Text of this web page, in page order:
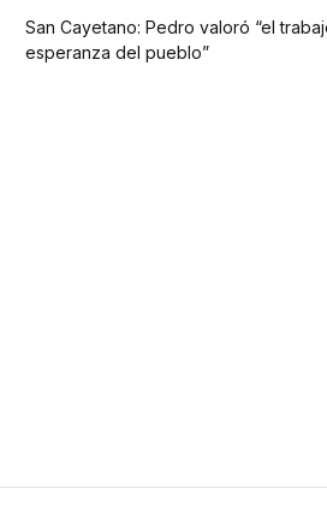
San Cayetano: Pedro valoró “el
esperanza del pueblo”